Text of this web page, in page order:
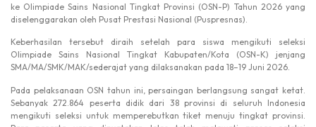
ke Olimpiade Sains Nasional Tingkat Provinsi (OSN-P) Tahun 2026 yang
diselenggarakan oleh Pusat Prestasi Nasional (Puspresnas).
Keberhasilan tersebut diraih setelah para siswa mengikuti seleksi
Olimpiade Sains Nasional Tingkat Kabupaten/Kota (OSN-K) jenjang
SMA/MA/SMK/MAK/sederajat yang dilaksanakan pada 18–19 Juni 2026.
Pada pelaksanaan OSN tahun ini, persaingan berlangsung sangat ketat.
Sebanyak 272.864 peserta didik dari 38 provinsi di seluruh Indonesia
mengikuti seleksi untuk memperebutkan tiket menuju tingkat provinsi.